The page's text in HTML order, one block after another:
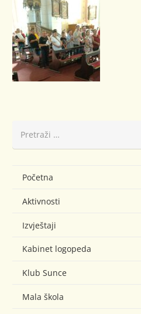
Početna
Aktivnosti
Izvještaji
Kabinet logopeda
Klub Sunce
Mala škola